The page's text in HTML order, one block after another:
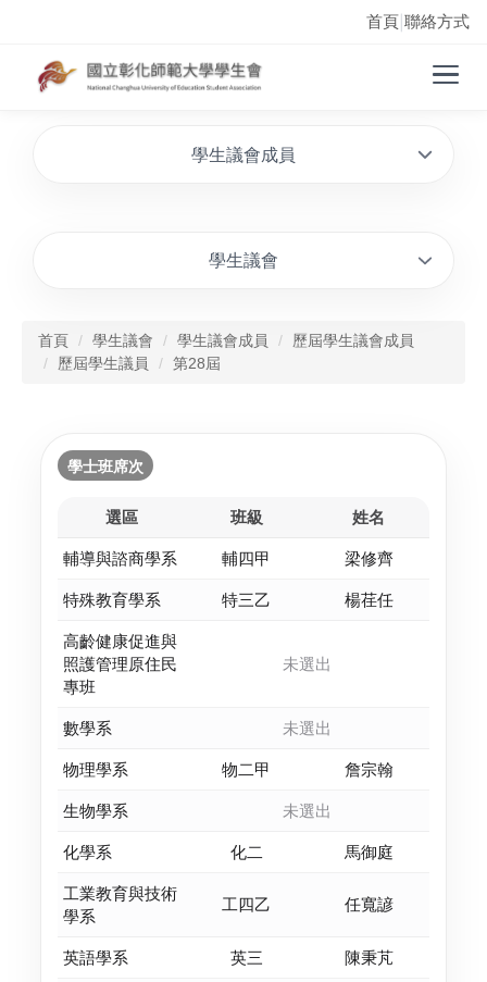
首頁 聯絡方式
學生議會成員
學生議會
首頁 學生議會 學生議會成員
歷屆學生議會成員
歷屆學生議員
第28屆
學士班席次
選區 班級
姓名
輔導與諮商學系
輔四甲
梁修齊
特殊教育學系
特三乙
楊荏任
高齡健康促進與
照護管理原住民
專班
未選出
數學系
未選出
物理學系
物二甲
詹宗翰
生物學系
未選出
化學系
化二
馬御庭
工業教育與技術
學系
工四乙 任寬諺
英語學系 英三
陳秉芃